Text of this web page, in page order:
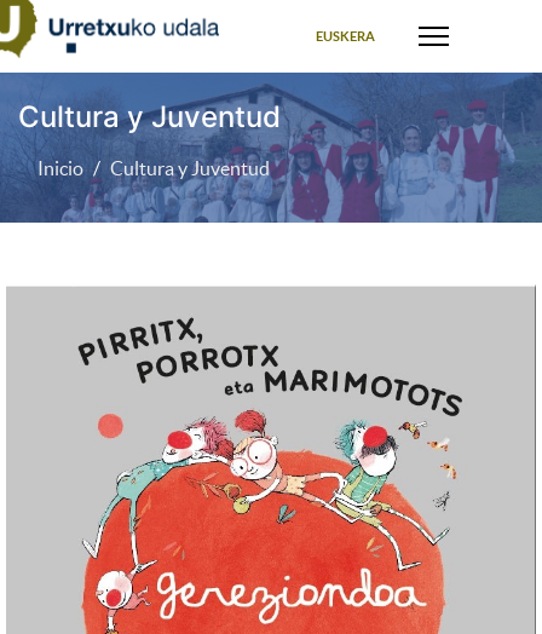
EUSKERA
Cultura y Juventud
Inicio Cultura y Juventud